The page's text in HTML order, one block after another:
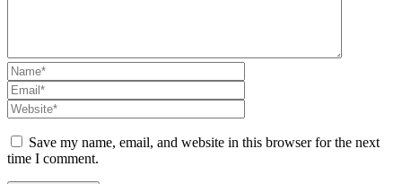
Save my name, email, and website in this browser for the next
time I comment.